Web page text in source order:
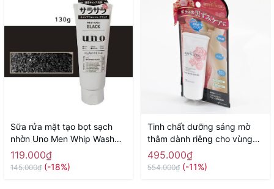
Sữa rửa mặt tạo bọt sạch
nhờn Uno Men Whip Wash
Black 130g - Hàng Nhật
chính hãng
119.000₫
145.000₫ (-18%)
Tinh chất dưỡng sáng mờ
thâm dành riêng cho vùng
nhũ hoa, vùng bikini, nách,
đùi trong Beppin Body Virgin
495.000₫
554.000₫ (-11%)